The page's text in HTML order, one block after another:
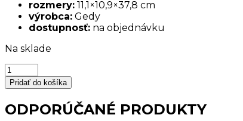
rozmery: 11,1×10,9×37,8 cm
výrobca: Gedy
dostupnosť: na objednávku
Na sklade
množstvo
WC
Kefa
biela
šedá
Pridať do košíka
ODPORÚČANÉ PRODUKTY